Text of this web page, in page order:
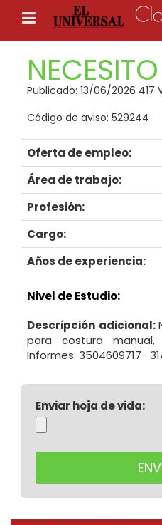
Publicado: 13/06/2026 417
Código de aviso: 529244
Oferta de empleo:
Área de trabajo:
Profesión:
Cargo:
Años de experiencia:
Nivel de Estudio:
Descripción adicional:
para costura
Informes: 3504609717-
Enviar hoja de vida: